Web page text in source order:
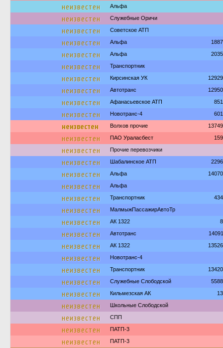
неизвестен Альфа
неизвестен Служебные Оричи
неизвестен Советское АТП
неизвестен Альфа
неизвестен Альфа
неизвестен Транспортник
неизвестен Кирсинская УК
неизвестен Автотранс
неизвестен Афанасьевское АТП
неизвестен Новотранс-4
неизвестен Волхов прочие
неизвестен ПАО Ураласбест
неизвестен Прочие перевозчики
неизвестен Шабалинское АТП
неизвестен Альфа
неизвестен Альфа
неизвестен Транспортник
неизвестен МалмыжПассажирАвтоТр
неизвестен АК 1322
неизвестен Автотранс
неизвестен АК 1322
неизвестен Новотранс-4
неизвестен Транспортник
неизвестен Служебные Слободской
неизвестен Кильмезская АК
неизвестен Школьные Слободской
неизвестен СПП
неизвестен ПАТП-3
неизвестен ПАТП-3